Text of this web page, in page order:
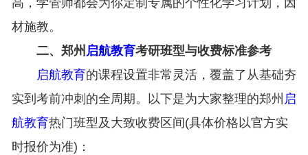
高，学管师都会为你定制专属的个性化学习计划，因
材施教。
二、郑州 启航教育考研班型与收费标准参考
启航教育的课程设置非常灵活，覆盖了从基础夯
实到考前冲刺的全周期。以下是为大家整理的郑州 启
航教育热门班型及大致收费区间(具体价格以官方实
时报价为准)：